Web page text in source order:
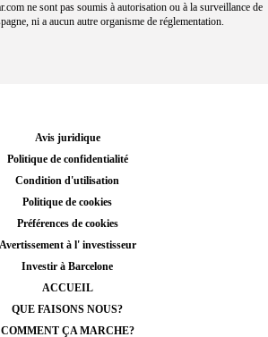
ne sont pas soumis à autorisation ou à la surveillance de
ni a aucun autre organisme de réglementation.
Avis juridique
Politique de confidentialité
Condition d'utilisation
Politique de cookies
Préférences de cookies
Avertissement à l' investisseur
Investir à Barcelone
ACCUEIL
QUE FAISONS NOUS?
COMMENT ÇA MARCHE?